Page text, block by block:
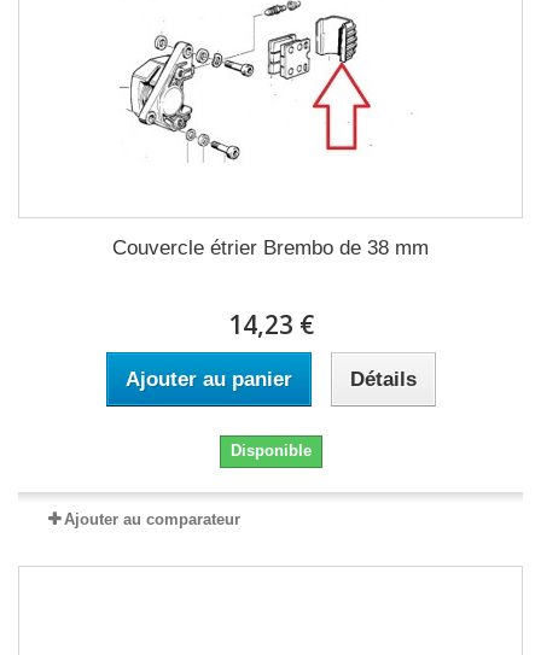
Couvercle étrier Brembo de 38 mm
14,23 €
Ajouter au panier Détails
Disponible
Ajouter au comparateur